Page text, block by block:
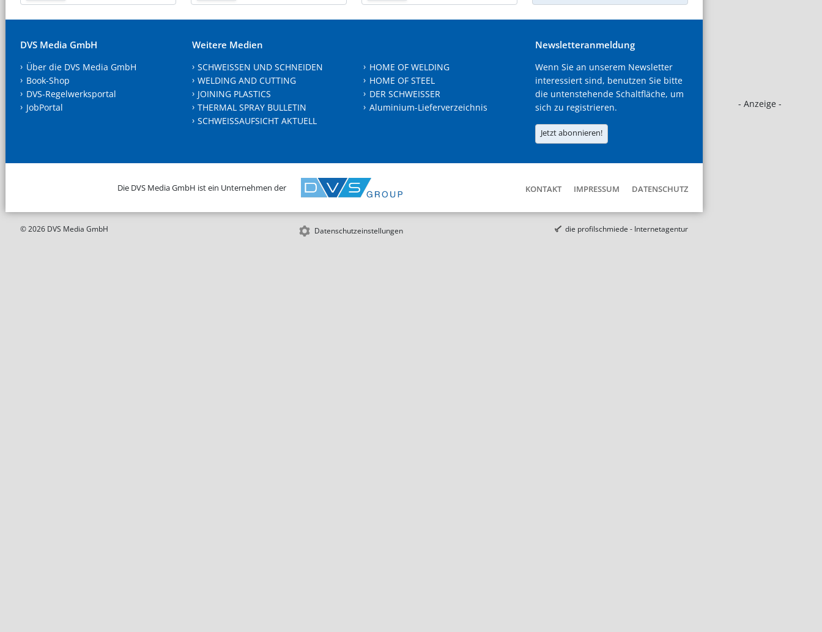
- Anzeige -
DVS Media GmbH
Über die DVS Media GmbH
Book-Shop
DVS-Regelwerksportal
JobPortal
Weitere Medien
SCHWEISSEN UND SCHNEIDEN
WELDING AND CUTTING
JOINING PLASTICS
THERMAL SPRAY BULLETIN
SCHWEISSAUFSICHT AKTUELL
HOME OF WELDING
HOME OF STEEL
DER SCHWEISSER
Aluminium-Lieferverzeichnis
Newsletteranmeldung
Wenn Sie an unserem Newsletter
interessiert sind, benutzen Sie bitte
die untenstehende Schaltfläche, um
sich zu registrieren.
Jetzt abonnieren!
Die DVS Media GmbH ist ein Unternehmen der KONTAKT IMPRESSUM DATENSCHUTZ
© 2026 DVS Media GmbH Datenschutzeinstellungen die profilschmiede - Internetagentur